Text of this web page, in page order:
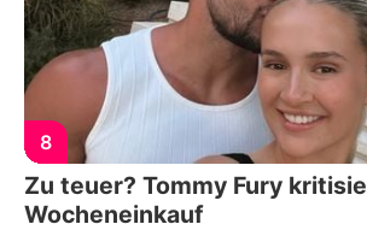
8
Zu teuer? Tommy Fury
Wocheneinkauf